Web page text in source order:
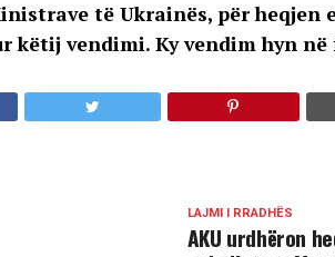
të Ukrainës, për heqjen
këtij vendimi. Ky vendim hyn në
LAJMI I RRADHËS
AKU urdhëron